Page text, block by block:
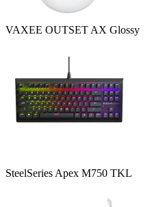
VAXEE OUTSET AX Glossy
SteelSeries Apex M750 TKL